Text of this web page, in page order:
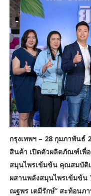
กรุงเทพฯ – 28 กุมภาพันธ์
สินค้า เปิดตัวผลิตภัณฑ์เพื่
สมุนไพรเข้มข้น คุณสมบัติ
ผสานพลังสมุนไพรเข้มข้น
ณฐพร เตมีรักษ์” สะท้อน